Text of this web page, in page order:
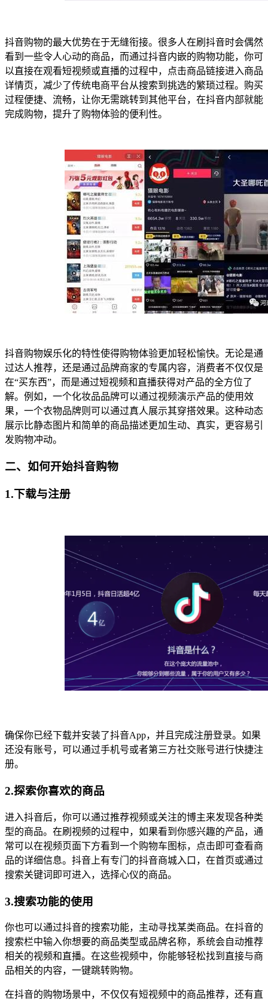
抖音购物的最大优势在于无缝衔接。很多人在刷抖音时会偶然
看到一些令人心动的商品，而通过抖音内嵌的购物功能，你可
以直接在观看短视频或直播的过程中，点击商品链接进入商品
详情页，减少了传统电商平台从搜索到挑选的繁琐过程。购买
过程便捷、流畅，让你无需跳转到其他平台，在抖音内部就能
完成购物，提升了购物体验的便利性。
抖音购物娱乐化的特性使得购物体验更加轻松愉快。无论是通
过达人推荐，还是通过品牌商家的专属内容，消费者不仅仅是
在“买东西”，而是通过短视频和直播获得对产品的全方位了
解。例如，一个化妆品品牌可以通过视频演示产品的使用效
果，一个衣物品牌则可以通过真人展示其穿搭效果。这种动态
展示比静态图片和简单的商品描述更加生动、真实，更容易引
发购物冲动。
二、如何开始抖音购物
1.下载与注册
确保你已经下载并安装了抖音App，并且完成注册登录。如果
还没有账号，可以通过手机号或者第三方社交账号进行快捷注
册。
2.探索你喜欢的商品
进入抖音后，你可以通过推荐视频或关注的博主来发现各种类
型的商品。在刷视频的过程中，如果看到你感兴趣的产品，通
常可以在视频页面下方看到一个购物车图标，点击即可查看商
品的详细信息。抖音上有专门的抖音商城入口，在首页或通过
搜索关键词即可进入，选择心仪的商品。
3.搜索功能的使用
你也可以通过抖音的搜索功能，主动寻找某类商品。在抖音的
搜索栏中输入你想要的商品类型或品牌名称，系统会自动推荐
相关的视频和直播。在这些视频中，你能够轻松找到直接与商
品相关的内容，一键跳转购物。
在抖音的购物场景中，不仅仅有短视频中的商品推荐，还有直